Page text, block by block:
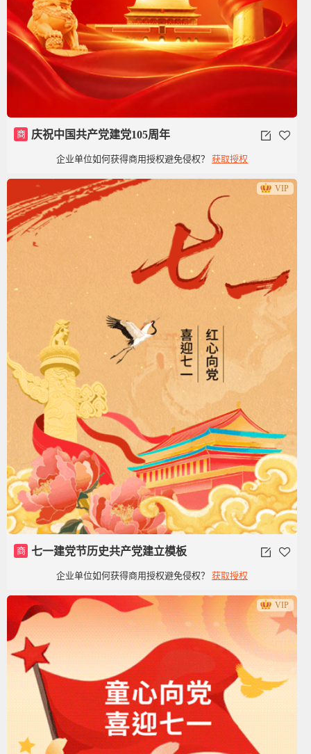
商 庆祝中国共产党建党105周年
企业单位如何获得商用授权避免侵权？ 获取授权
VIP
商 七一建党节历史共产党建立模板
企业单位如何获得商用授权避免侵权？ 获取授权
VIP